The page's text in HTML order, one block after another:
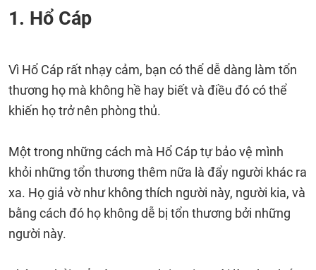
1. Hổ Cáp
Vì Hổ Cáp rất nhạy cảm, bạn có thể dễ dàng làm tổn
thương họ mà không hề hay biết và điều đó có thể
khiến họ trở nên phòng thủ.
Một trong những cách mà Hổ Cáp tự bảo vệ mình
khỏi những tổn thương thêm nữa là đẩy người khác ra
xa. Họ giả vờ như không thích người này, người kia, và
bằng cách đó họ không dễ bị tổn thương bởi những
người này.